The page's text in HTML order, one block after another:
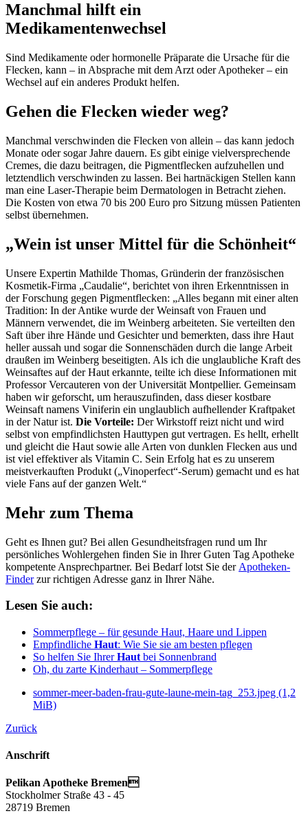
Manchmal hilft ein
Medikamentenwechsel
Sind Medikamente oder hormonelle Präparate die Ursache für die
Flecken, kann – in Absprache mit dem Arzt oder Apotheker – ein
Wechsel auf ein anderes Produkt helfen.
Gehen die Flecken wieder weg?
Manchmal verschwinden die Flecken von allein – das kann jedoch
Monate oder sogar Jahre dauern. Es gibt einige vielversprechende
Cremes, die dazu beitragen, die Pigmentflecken aufzuhellen und
letztendlich verschwinden zu lassen. Bei hartnäckigen Stellen kann
man eine Laser-Therapie beim Dermatologen in Betracht ziehen.
Die Kosten von etwa 70 bis 200 Euro pro Sitzung müssen Patienten
selbst übernehmen.
„Wein ist unser Mittel für die Schönheit“
Unsere Expertin Mathilde Thomas, Gründerin der französischen
Kosmetik-Firma „Caudalie“, berichtet von ihren Erkenntnissen in
der Forschung gegen Pigmentflecken: „Alles begann mit einer alten
Tradition: In der Antike wurde der Weinsaft von Frauen und
Männern verwendet, die im Weinberg arbeiteten. Sie verteilten den
Saft über ihre Hände und Gesichter und bemerkten, dass ihre Haut
heller aussah und sogar die Sonnenschäden durch die lange Arbeit
draußen im Weinberg beseitigten. Als ich die unglaubliche Kraft des
Weinsaftes auf der Haut erkannte, teilte ich diese Informationen mit
Professor Vercauteren von der Universität Montpellier. Gemeinsam
haben wir geforscht, um herauszufinden, dass dieser kostbare
Weinsaft namens Viniferin ein unglaublich aufhellender Kraftpaket
in der Natur ist. Die Vorteile: Der Wirkstoff reizt nicht und wird
selbst von empfindlichsten Hauttypen gut vertragen. Es hellt, erhellt
und gleicht die Haut sowie alle Arten von dunklen Flecken aus und
ist viel effektiver als Vitamin C. Sein Erfolg hat es zu unserem
meistverkauften Produkt („Vinoperfect“-Serum) gemacht und es hat
viele Fans auf der ganzen Welt.“
Mehr zum Thema
Geht es Ihnen gut? Bei allen Gesundheitsfragen rund um Ihr
persönliches Wohlergehen finden Sie in Ihrer Guten Tag Apotheke
kompetente Ansprechpartner. Bei Bedarf lotst Sie der Apotheken-
Finderzur richtigen Adresse ganz in Ihrer Nähe.
Lesen Sie auch:
Sommerpflege – für gesunde Haut, Haare und Lippen
Empfindliche Haut: Wie Sie sie am besten pflegen
So helfen Sie IhrerHaut bei Sonnenbrand
Oh, du zarte Kinderhaut – Sommerpflege
sommer-meer-baden-frau-gute-laune-mein-tag_253.jpeg (1,2
MiB)
Zurück
Anschrift
Pelikan Apotheke Bremen
Stockholmer Straße 43 - 45
28719 Bremen